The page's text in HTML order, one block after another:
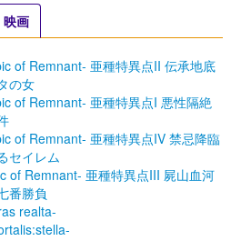
映画
of Remnant‐ 亜種特異点II 伝承地底
の女
of Remnant‐ 亜種特異点I 悪性隔絶
of Remnant- 亜種特異点IV 禁忌降臨
セイレム
of Remnant- 亜種特異点III 屍山血河
番勝負
realta-